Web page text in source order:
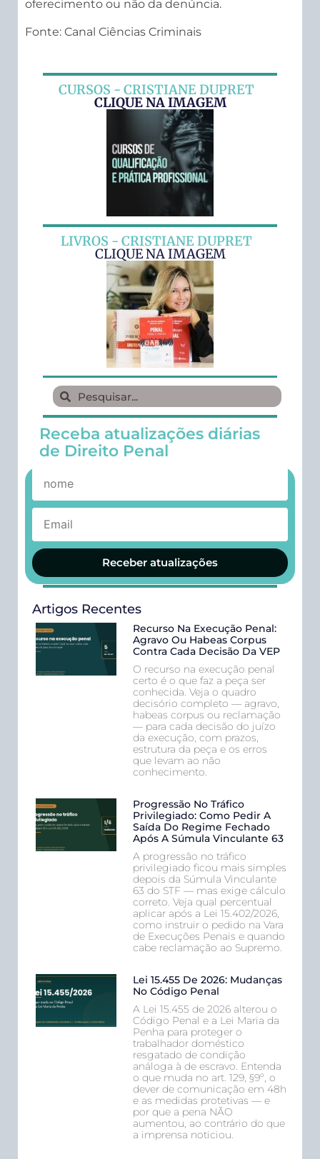
oferecimento ou não da denúncia.
Fonte: Canal Ciências Criminais
CURSOS - CRISTIANE DUPRET
CLIQUE NA IMAGEM
LIVROS - CRISTIANE DUPRET
CLIQUE NA IMAGEM
Receba atualizações diárias
de Direito Penal
Receber atualizações
Artigos Recentes
Recurso Na Execução Penal:
Agravo Ou Habeas Corpus
Contra Cada Decisão Da VEP
O recurso na execução penal
certo é o que faz a peça ser
conhecida. Veja o quadro
decisório completo — agravo,
habeas corpus ou reclamação
— para cada decisão do juízo
da execução, com prazos,
estrutura da peça e os erros
que levam ao não
conhecimento.
Progressão No Tráfico
Privilegiado: Como Pedir A
Saída Do Regime Fechado
Após A Súmula Vinculante 63
A progressão no tráfico
privilegiado ficou mais simples
depois da Súmula Vinculante
63 do STF — mas exige cálculo
correto. Veja qual percentual
aplicar após a Lei 15.402/2026,
como instruir o pedido na Vara
de Execuções Penais e quando
cabe reclamação ao Supremo.
Lei 15.455 De 2026: Mudanças
No Código Penal
A Lei 15.455 de 2026 alterou o
Código Penal e a Lei Maria da
Penha para proteger o
trabalhador doméstico
resgatado de condição
análoga à de escravo. Entenda
o que muda no art. 129, §9º, o
dever de comunicação em 48h
e as medidas protetivas — e
por que a pena NÃO
aumentou, ao contrário do que
a imprensa noticiou.